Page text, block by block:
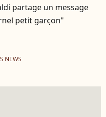
partage un message
petit garçon"
NEWS